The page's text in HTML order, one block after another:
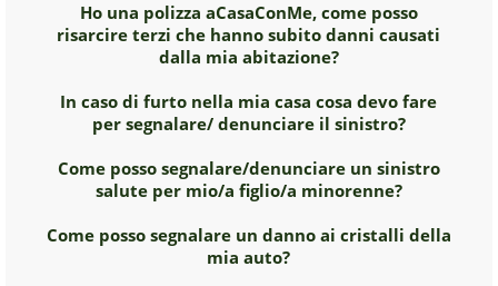
Ho una polizza aCasaConMe, come posso
risarcire terzi che hanno subito danni causati
dalla mia abitazione?
In caso di furto nella mia casa cosa devo fare
per segnalare/ denunciare il sinistro?
Come posso segnalare/denunciare un sinistro
salute per mio/a figlio/a minorenne?
Come posso segnalare un danno ai cristalli della
mia auto?